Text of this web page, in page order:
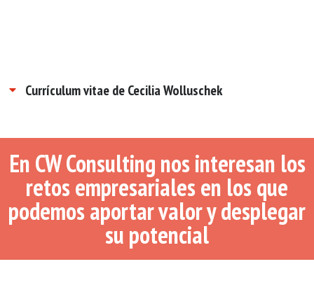
Currículum vitae de Cecilia Wolluschek
En CW Consulting nos interesan los
retos empresariales en los que
podemos aportar valor y desplegar
su potencial